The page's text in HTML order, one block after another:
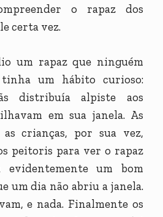
o rapaz dos
certa vez.
um rapaz que ninguém
um hábito curioso:
distribuía alpiste aos
em sua janela. As
crianças, por sua vez,
peitoris para ver o rapaz
evidentemente um bom
um dia não abriu a janela.
e nada. Finalmente os